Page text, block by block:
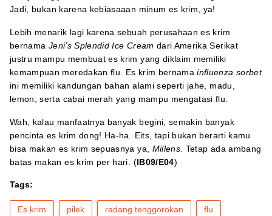
Jadi, bukan karena kebiasaaan minum es krim, ya!
Lebih menarik lagi karena sebuah perusahaan es krim
bernama Jeni’s Splendid Ice Cream dari Amerika Serikat
justru mampu membuat es krim yang diklaim memiliki
kemampuan meredakan flu. Es krim bernamainfluenza sorbet
ini memiliki kandungan bahan alami seperti jahe, madu,
lemon, serta cabai merah yang mampu mengatasi flu.
Wah, kalau manfaatnya banyak begini, semakin banyak
pencinta es krim dong! Ha-ha
Eits, tapi bukan berarti kamu
bisa makan es krim sepuasnya ya, Millens . Tetap ada ambang
batas makan es krim per hari. (IB09/E04)
Tags:
Es krim pilek radang tenggorokan flu